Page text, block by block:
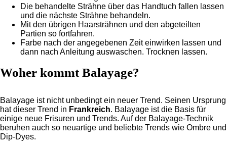
Die behandelte Strähne über das Handtuch fallen lassen
und die nächste Strähne behandeln.
Mit den übrigen Haarsträhnen und den abgeteilten
Partien so fortfahren.
Farbe nach der angegebenen Zeit einwirken lassen und
dann nach Anleitung auswaschen. Trocknen lassen.
Woher kommt Balayage?
Balayage ist nicht unbedingt ein neuer Trend. Seinen Ursprung
hat dieser Trend in Frankreich. Balayage ist die Basis für
einige neue Frisuren und Trends. Auf der Balayage-Technik
beruhen auch so neuartige und beliebte Trends wie Ombre und
Dip-Dyes.